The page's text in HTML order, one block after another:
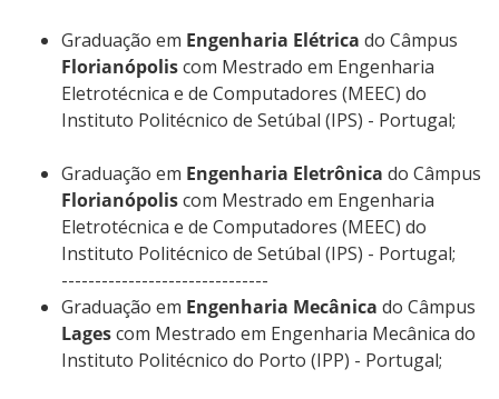
Graduação em Engenharia Elétrica do Câmpus
Florianópoliscom Mestrado em Engenharia
Eletrotécnica e de Computadores (MEEC) do
Instituto Politécnico de Setúbal (IPS) - Portugal;
Graduação em Engenharia Eletrônica do Câmpus
Florianópoliscom Mestrado em Engenharia
Eletrotécnica e de Computadores (MEEC) do
Instituto Politécnico de Setúbal (IPS) - Portugal;
-------------------------------
Graduação em Engenharia Mecânica do Câmpus
Lagescom Mestrado em Engenharia Mecânica do
Instituto Politécnico do Porto (IPP) - Portugal;